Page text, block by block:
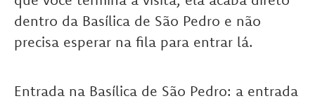
dentro da Basílica de São Pedro e não
precisa esperar na fila para entrar lá.
Entrada na Basílica de São Pedro: a entrada